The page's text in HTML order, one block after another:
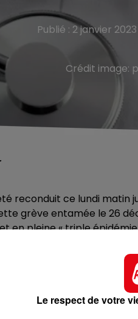
12h00 - 13h00
RDL & VOUS
Publié : 2 janvier
Crédit image:
reconduit ce lundi matin
grève entamée le 26
en pleine « triple
du tarif de
Le respect de votre